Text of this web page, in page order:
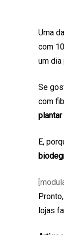
Uma
com
um dia
Se
com
E,
lojas